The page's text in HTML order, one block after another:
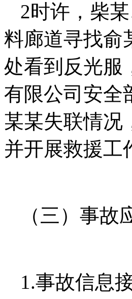
2时许，柴
料廊道寻找俞
处看到反光服
有限公司安全
某某失联情况
并开展救援工
（三）事
1.事故信息